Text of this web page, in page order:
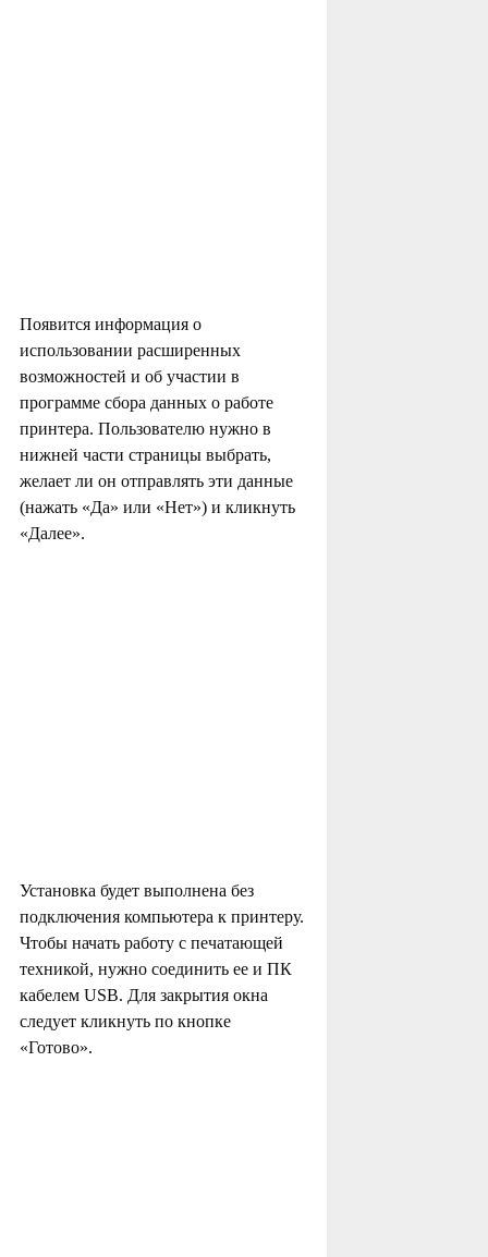
Появится информация о
использовании расширенных
возможностей и об участии в
программе сбора данных о работе
принтера. Пользователю нужно в
нижней части страницы выбрать,
желает ли он отправлять эти данные
(нажать «Да» или «Нет») и кликнуть
«Далее».
Установка будет выполнена без
подключения компьютера к принтеру.
Чтобы начать работу с печатающей
техникой, нужно соединить ее и ПК
кабелем USB. Для закрытия окна
следует кликнуть по кнопке
«Готово».